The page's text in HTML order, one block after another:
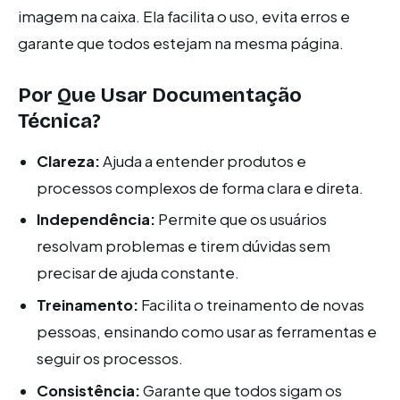
imagem na caixa. Ela facilita o uso, evita erros e
garante que todos estejam na mesma página.
Por Que Usar Documentação
Técnica?
Clareza:Ajuda a entender produtos e
processos complexos de forma clara e direta.
Independência: Permite que os usuários
resolvam problemas e tirem dúvidas sem
precisar de ajuda constante.
Treinamento: Facilita o treinamento de novas
pessoas, ensinando como usar as ferramentas e
seguir os processos.
Consistência:Garante que todos sigam os